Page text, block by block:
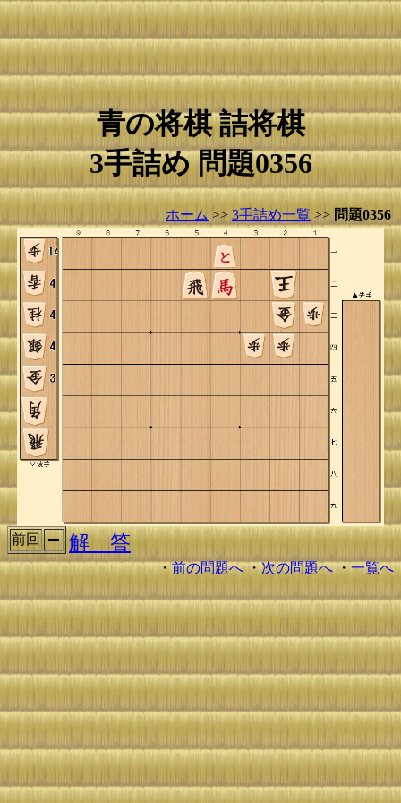
青の将棋 詰将棋
3手詰め 問題0356
ホーム >> 3手詰め一覧 >> 問題0356
前回 解 答
・前の問題へ・次の問題へ・一覧へ